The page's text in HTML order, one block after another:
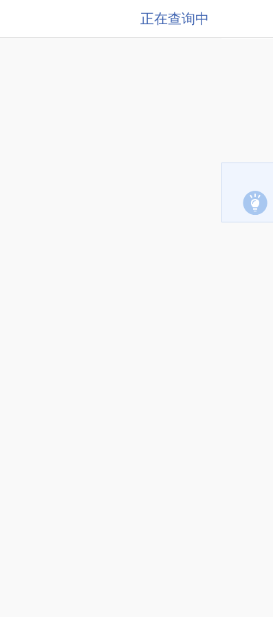
正在查询中